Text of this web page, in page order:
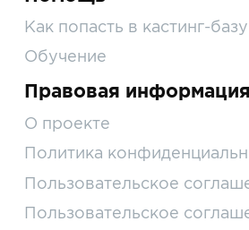
Как попасть в кастинг-базу
Обучение
Правовая информация
О проекте
Политика
Пользовательское
Пользовательское